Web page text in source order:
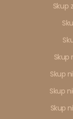
Skup
Skup
Skup
Skup